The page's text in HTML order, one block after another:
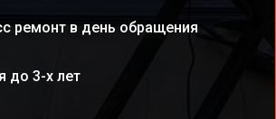
ремонт в день обращения
до 3-х лет